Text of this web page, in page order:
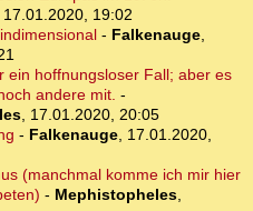
17.01.2020, 19:02
- Falkenauge,
ein hoffnungsloser Fall; aber es
andere mit. -
, 17.01.2020, 20:05
- Falkenauge, 17.01.2020,
(manchmal komme ich mir hier
- Mephistopheles,